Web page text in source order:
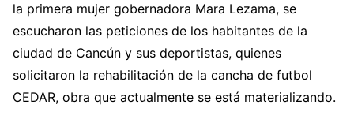
la primera mujer gobernadora Mara Lezama, se
escucharon las peticiones de los habitantes de la
ciudad de Cancún y sus deportistas, quienes
solicitaron la rehabilitación de la cancha de futbol
CEDAR, obra que actualmente se está materializando.